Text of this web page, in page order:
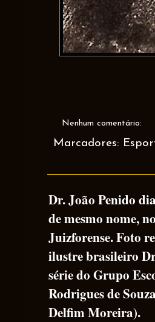
Nenhum comentário:
Marcadores:
Dr. João Penido
de mesmo nome,
Juizforense. Foto
ilustre brasileiro
série do Grupo
Rodrigues de
Delfim Moreira).